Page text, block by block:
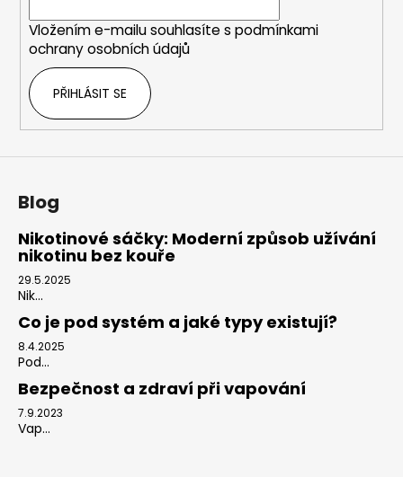
Vložením e-mailu souhlasíte s podmínkami
ochrany osobních údajů
PŘIHLÁSIT SE
Blog
Nikotinové sáčky: Moderní způsob užívání
nikotinu bez kouře
29.5.2025
Nik...
Co je pod systém a jaké typy existují?
8.4.2025
Pod...
Bezpečnost a zdraví při vapování
7.9.2023
Vap...